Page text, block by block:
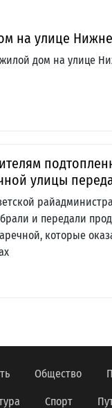
на улице
дом на улице
улицы
и передали
которые
Общество
Спорт